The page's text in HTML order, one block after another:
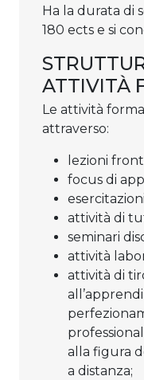
Ha la durata di
180 ects e si
ATTIVITÀ
Le attività
attraverso:
lezioni
focus di
attività di
seminari
attività
attività di
alla figura
a distanza;